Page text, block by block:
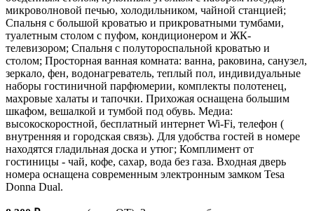
микроволновой печью, холодильником, чайной станцией;
Спальня с большой кроватью и прикроватными тумбами,
туалетным столом с пуфом, кондиционером и ЖК-
телевизором; Спальня с полутороспальной кроватью и
столом; Просторная ванная комната: ванна, раковина, санузел,
зеркало, фен, водонагреватель, теплый пол, индивидуальные
наборы гостиничной парфюмерии, комплекты полотенец,
махровые халаты и тапочки. Прихожая оснащена большим
шкафом, вешалкой и тумбой под обувь. Медиа:
высокоскоростной, бесплатный интернет Wi-Fi, телефон (
внутренняя и городская связь). Для удобства гостей в номере
находятся гладильная доска и утюг; Комплимент от
гостиницы - чай, кофе, сахар, вода без газа. Входная дверь
номера оснащена современным электронным замком Tesa
Donna Dual.